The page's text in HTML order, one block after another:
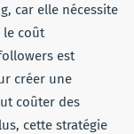
car elle nécessite
le coût
est
créer une
coûter des
cette stratégie